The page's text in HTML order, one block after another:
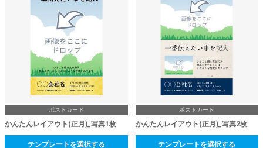
ポストカード
かんたんレイアウト(正月)_写真1枚
テンプレートを選択する
ポストカード
かんたんレイアウト(正月)_写真2枚
テンプレートを選択する